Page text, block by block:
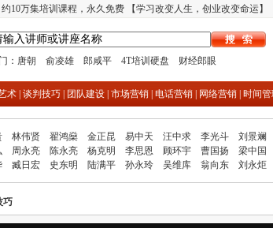
10万集培训课程，永久免费 【学习改变人生，创业改变命运】
： 唐朝 俞凌雄 郎咸平 4T培训硬盘 财经郎眼
术| 谈判技巧| 团队建设| 市场营销| 电话营销| 网络营销| 时间管
林伟贤 翟鸿燊 金正昆 易中天 汪中求 李光斗 刘景斓
周永亮 陈永亮 杨克明 李思恩 顾环宇 曹国扬 梁中国
臧日宏 史东明 陆满平 孙永玲 吴维库 翁向东 刘永炬
巧